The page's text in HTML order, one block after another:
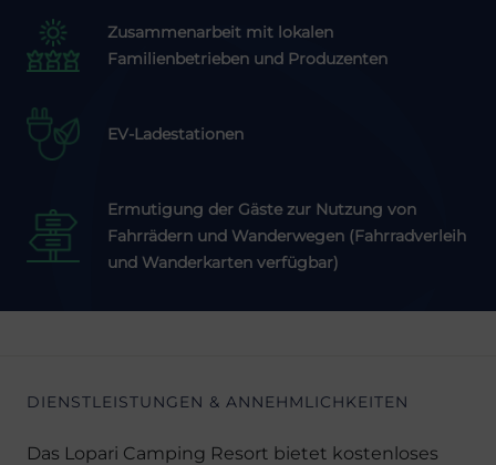
Zusammenarbeit mit lokalen
Familienbetrieben und Produzenten
EV-Ladestationen
Ermutigung der Gäste zur Nutzung von
Fahrrädern und Wanderwegen (Fahrradverleih
und Wanderkarten verfügbar)
DIENSTLEISTUNGEN & ANNEHMLICHKEITEN
Das Lopari Camping Resort bietet kostenloses